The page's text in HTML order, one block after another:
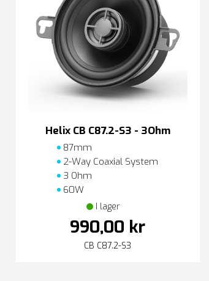
Helix CB C87.2-S3 - 3Ohm
87mm
2-Way Coaxial System
3 Ohm
60W
I lager
990,00 kr
CB C87.2-S3